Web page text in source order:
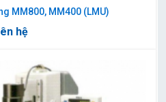
MM800, MM400 (LMU)
hệ